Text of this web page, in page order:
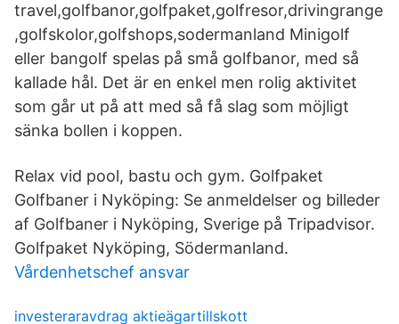
travel,golfbanor,golfpaket,golfresor,drivingrange
,golfskolor,golfshops,sodermanland Minigolf
eller bangolf spelas på små golfbanor, med så
kallade hål. Det är en enkel men rolig aktivitet
som går ut på att med så få slag som möjligt
sänka bollen i koppen.
Relax vid pool, bastu och gym. Golfpaket
Golfbaner i Nyköping: Se anmeldelser og billeder
af Golfbaner i Nyköping, Sverige på Tripadvisor.
Golfpaket Nyköping, Södermanland.
Vårdenhetschef ansvar
investeraravdrag aktieägartillskott